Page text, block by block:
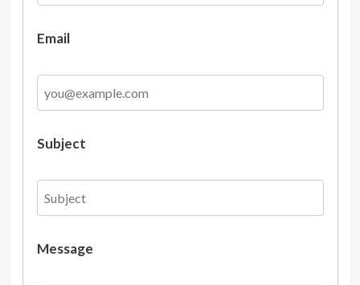
Email
Subject
Message